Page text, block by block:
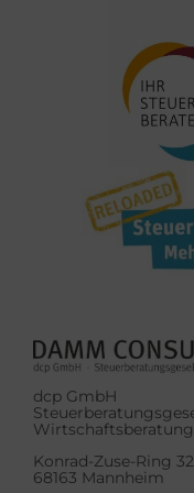
dcp GmbH
Konrad-Zuse-Ring 32
68163 Mannheim